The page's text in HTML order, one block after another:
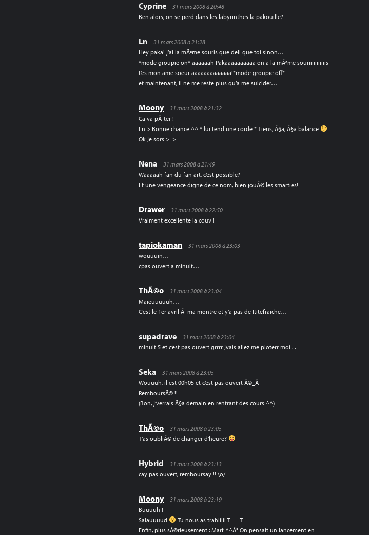
Cyprine
31 mars 2008 à 20:48
Ben alors, on se perd dans les labyrinthes la pakouille?
Ln
31 mars 2008 à 21:28
Hey paka! j’ai la mÃªme souris que dell que toi sinon…
*mode groupie on* aaaaaah Pakaaaaaaaaaa on a la mÃªme souriiiiiiiiiiis
t’es mon ame soeur aaaaaaaaaaaaa!*mode groupie off*
et maintenant, il ne me reste plus qu’a me suicider…
Moony
31 mars 2008 à 21:32
Ca va pÃ¨ter !
Ln > Bonne chance ^^ * lui tend une corde * Tiens, Ã§a, Ã§a balance
Ok je sors >_>
Nena
31 mars 2008 à 21:49
Waaaaah fan du fan art, c’est possible?
Et une vengeance digne de ce nom, bien jouÃ© les smarties!
Drawer
31 mars 2008 à 22:50
Vraiment excellente la couv !
tapiokaman
31 mars 2008 à 23:03
wouuuin…
cpas ouvert a minuit…
ThÃ©o
31 mars 2008 à 23:04
Maieuuuuuh…
C’est le 1er avril Ã ma montre et y’a pas de Ititefraiche…
supadrave
31 mars 2008 à 23:04
minuit 5 et c’est pas ouvert grrrr jvais allez me pioterr moi . .
Seka
31 mars 2008 à 23:05
Wouuuh, il est 00h05 et c’est pas ouvert Ã©_Ã¨
RemboursÃ© !!
(Bon, j’verrais Ã§a demain en rentrant des cours ^^)
ThÃ©o
31 mars 2008 à 23:05
T’as oubliÃ© de changer d’heure?
Hybrid
31 mars 2008 à 23:13
cay pas ouvert, remboursay !! \o/
Moony
31 mars 2008 à 23:19
Buuuuh !
Salauuuud
Tu nous as trahiiiii T___T
Enfin, plus sÃ©rieusement : Marf ^^Â° On pensait un lancement en